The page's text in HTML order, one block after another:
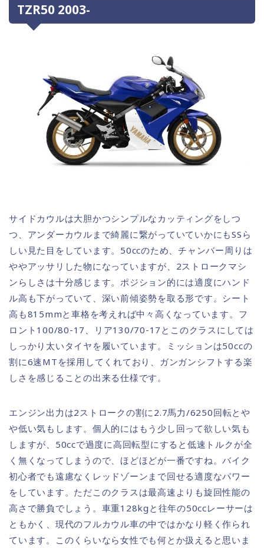
TZR50 2003-
サイドカウルは大胆かつシンプルなカッティングをしつ
つ、アンダーカウルまで綺麗に繋がっていていかにもSSら
しい見た目をしています。50ccのため、チャンバー周りは
ややアッサリした物になっていますが、2ストロークマシ
ンらしさは十分感じます。ポジション的には適度にハンド
ル高も下がっていて、深い前傾姿勢を取る形です。シート
高も815mmと車格を考えれば中々高くなっています。フ
ロント100/80-17、リア130/70-17とこのクラスにしては
しっかり太いタイヤを履いています。ミッションは50ccの
割に6速MTを採用してくれており、ガンガンシフトする楽
しさを感じることの出来る仕様です。
エンジン出力は2ストロークの割に2.7馬力/6250回転とや
や低い気もします。個人的にはもう少し回って欲しい気も
しますが、50ccで過度に高回転型にすると低速トルクが全
く無くなってしまうので、ほどほどが一番ですね。バイク
初心者でも遠慮なくレッドゾーンまで回せる適度なパワー
をしています。ただこのクラスは最高速よりも旋回性能の
高さで勝負でしょう。車重128kgと往年の50ccレーサーは
ともかく、現代のフルカウル車の中ではかなり軽く作られ
ています。このくらいなら女性でも何とか扱えると思いま